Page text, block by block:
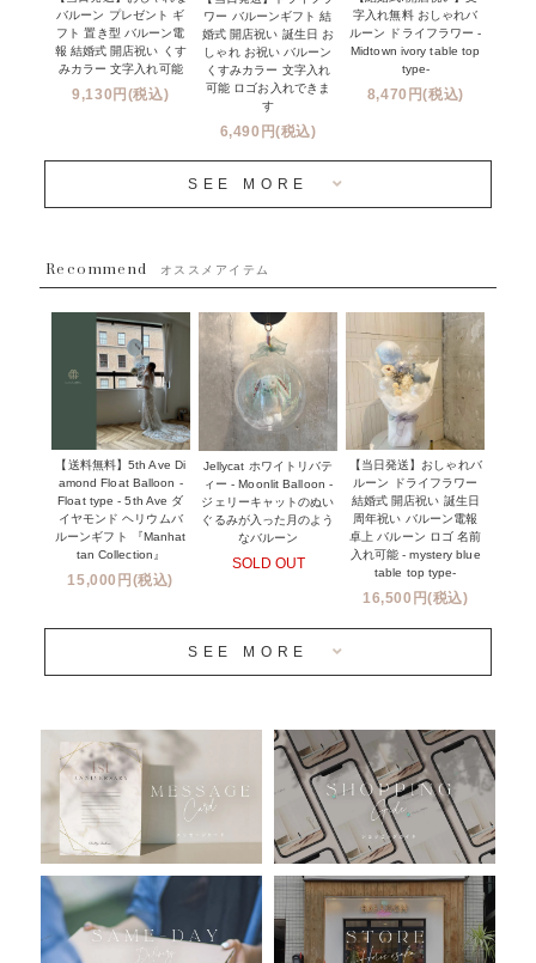
プロップスバルーン
オプション
成人式・卒業式・入学式バルーンブーケ
クリスマス
新商品
~３０００円
~５５００円
１１０００円以上
NEW YORK MIND - ニューヨークスタイルバルーン
※コンフェッティバルーン -プリント内容-
フリンジバルーンについて
コンフェッティバルーンについて
ハワイウェディングサービス
企業・法人様
ウェディングコンフェッティバルーン特集
実店舗について -大阪 堀江店・名古屋 星ヶ丘店・滋賀 配送
センター店・沖縄 嘉手納基地店-
プリントサービス
前撮り写真バルーン特集
姉妹店＆関連ショップについて
安心のチャビーバルーン
おすすめ商品
バルーン自動販売機
浮くバルーンオーダーメイド - coming soonn -
卓上バルーンオーダーメイド
ムーンリットバルーンについて
バルーン プレゼント ギ
フト 置き型 バルーン電
報 結婚式 開店祝い くす
みカラー 文字入れ可能
9,130円(税込)
ワー バルーンギフト 結
婚式 開店祝い 誕生日 お
しゃれ お祝い バルーン
くすみカラー 文字入れ
可能 ロゴお入れできま
す
6,490円(税込)
字入れ無料 おしゃれバ
ルーン ドライフラワー -
Midtown ivory table top
type-
8,470円(税込)
SEE MORE
Recommend オススメアイテム
【送料無料】5th Ave Di
amond Float Balloon -
Float type - 5th Ave ダ
イヤモンド ヘリウムバ
ルーンギフト 『Manhat
tan Collection』
15,000円(税込)
Jellycat ホワイトリバテ
ィー - Moonlit Balloon -
ジェリーキャットのぬい
ぐるみが入った月のよう
なバルーン
SOLD OUT
【当日発送】おしゃれバ
ルーン ドライフラワー
結婚式 開店祝い 誕生日
周年祝い バルーン電報
卓上 バルーン ロゴ 名前
入れ可能 - mystery blue
table top type-
16,500円(税込)
SEE MORE